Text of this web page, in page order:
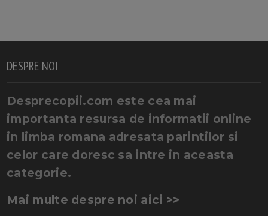
DESPRE NOI
Desprecopii.com este cea mai
importanta resursa de informatii online
in limba romana adresata parintilor si
celor care doresc sa intre in aceasta
categorie.
Mai multe despre noi aici >>